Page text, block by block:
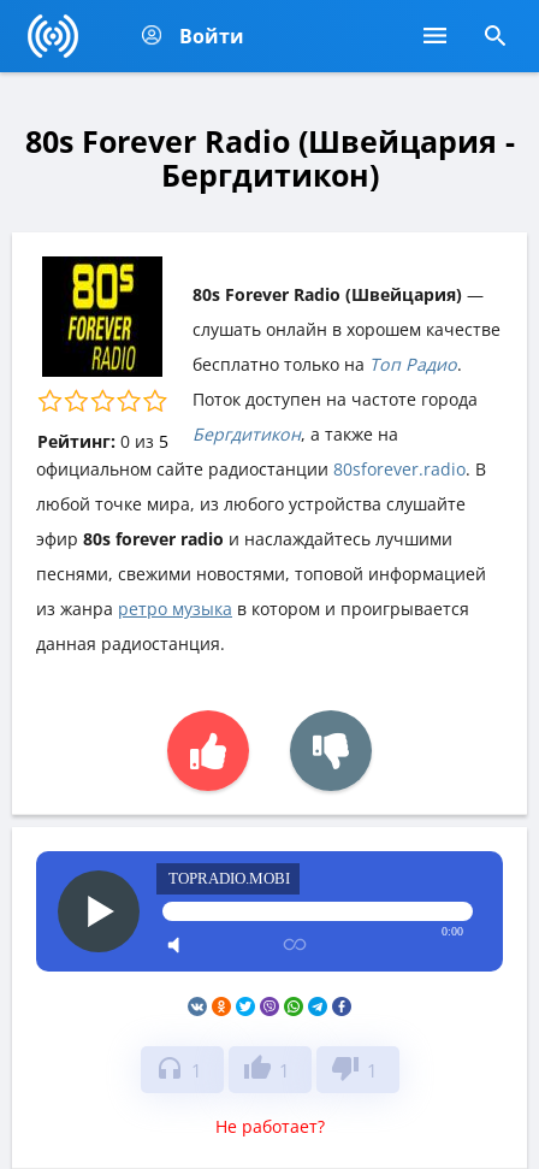
Войти
80s Forever Radio (Швейцария -
Бергдитикон)
Рейтинг: 0из 5
80s Forever Radio (Швейцария) —
слушать онлайн в хорошем качестве
бесплатно только на Топ Радио.
Поток доступен на частоте города
Бергдитикон, а также на
официальном сайте радиостанции 80sforever.radio. В
любой точке мира, из любого устройства слушайте
эфир 80s forever radio и наслаждайтесь лучшими
песнями, свежими новостями, топовой информацией
из жанра ретро музыка в котором и проигрывается
данная радиостанция.
TOPRADIO.MOBI
0:00
headphones 1 thumb_up 1 thumb_down 1
Не работает?